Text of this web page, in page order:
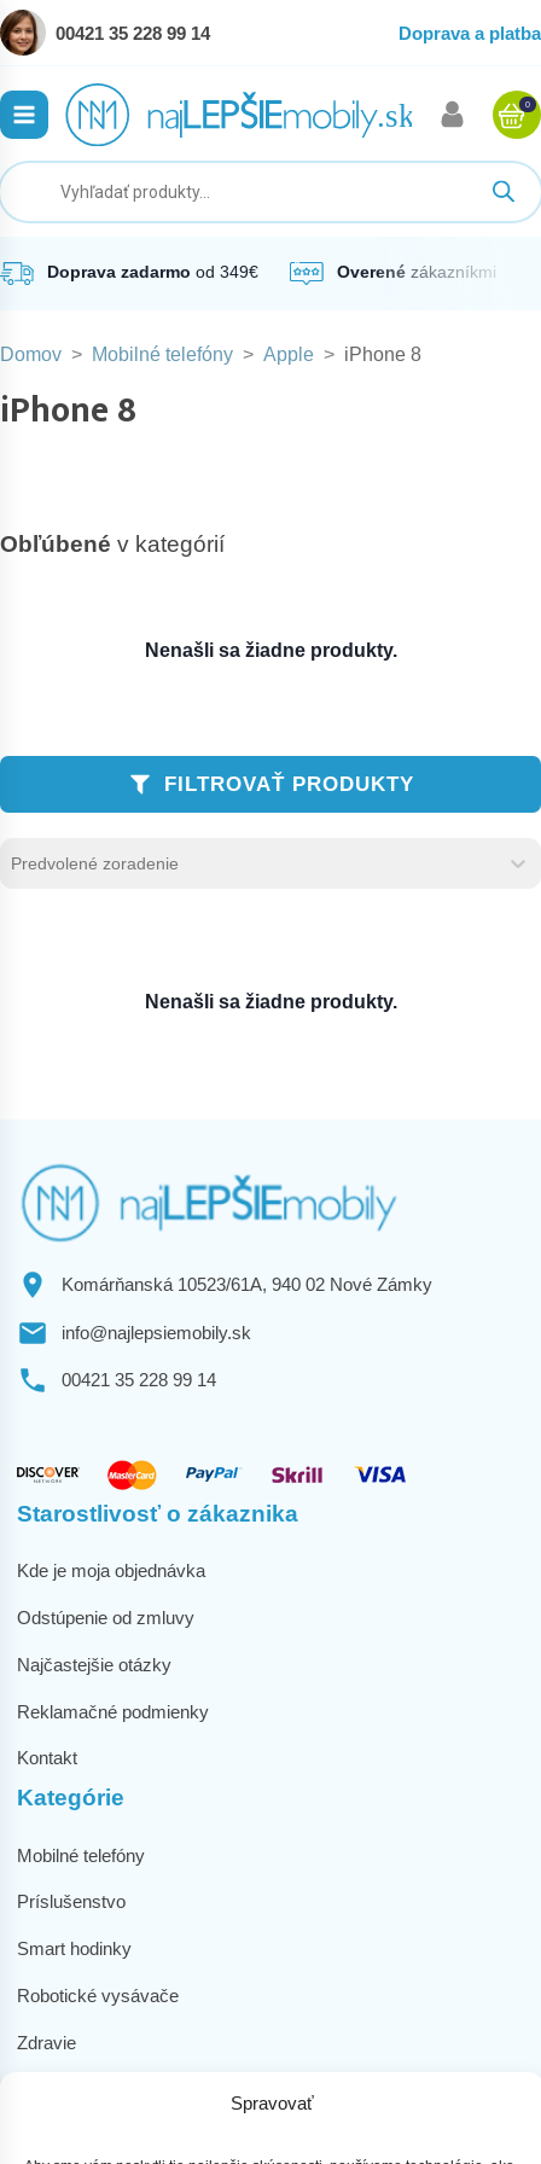
Spravovať
00421 35 228 99 14 Doprava a platba
0
Doprava zadarmo od 349€ Overené zákazníkmi
Domov > Mobilné telefóny > Apple > iPhone 8
iPhone 8
Obľúbené v kategórií
Nenašli sa žiadne produkty.
FILTROVAŤ PRODUKTY
Zoradenie produktov
Sort content
Nenašli sa žiadne produkty.
Komárňanská 10523/61A, 940 02 Nové Zámky
info@najlepsiemobily.sk
00421 35 228 99 14
Starostlivosť o zákaznika
Kde je moja objednávka
Odstúpenie od zmluvy
Najčastejšie otázky
Reklamačné podmienky
Kontakt
Kategórie
Mobilné telefóny
Príslušenstvo
Smart hodinky
Robotické vysávače
Zdravie